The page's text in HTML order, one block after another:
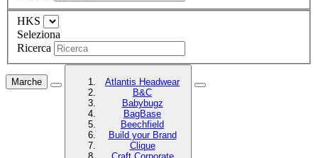
HKS
Seleziona
Ricerca
Marche
Atlantis Headwear
B&C
Babybugz
BagBase
Beechfield
Build your Brand
Clique